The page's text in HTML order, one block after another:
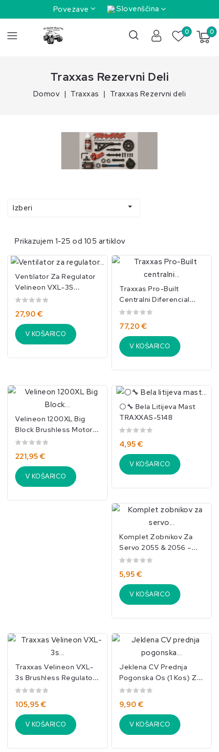
Povezave Slovenščina
0
0
Traxxas Rezervni Deli
Domov Traxxas Traxxas Rezervni deli
Izberi 
Prikazujem 1-25 od 105 artiklov
Ventilator Za Regulator
Velineon VXL-3S
TRAXXAS-3340
27,90 €
V KOŠARICO
Traxxas Pro-Built
Centralni Diferencial
54Z 32DP – Komplet
77,20 €
V KOŠARICO
Velineon 1200XL Big
Block Brushless Motor
Za X-Maxx & XRT/TRX-
221,95 €
V KOŠARICO
⚪🔧 Bela Litijeva Mast
TRAXXAS-5148
4,95 €
V KOŠARICO
Komplet Zobnikov Za
Servo 2055 & 2056 –
TRAXXAS-2053
5,95 €
V KOŠARICO
Traxxas Velineon VXL-
3s Brushless Regulator
– Vodoodporen/TRX-
105,95 €
V KOŠARICO
Jeklena CV Prednja
Pogonska Os (1 Kos) Za
TRX9051X
9,90 €
V KOŠARICO